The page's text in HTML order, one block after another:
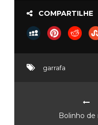
COMPARTILHE
garrafa
Bolinho